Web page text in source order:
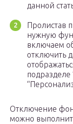
данной
Пролистав
нужную
включаем
отключить
подразделе
Отключение
можно